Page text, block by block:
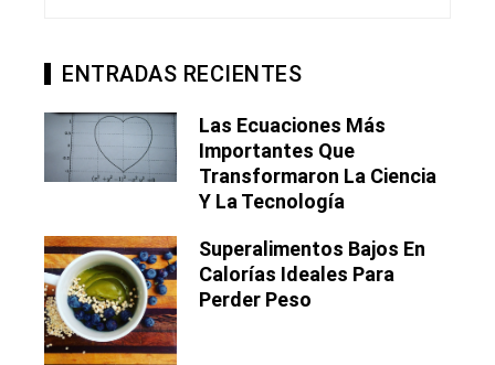
ENTRADAS RECIENTES
Las Ecuaciones Más
Importantes Que
Transformaron La Ciencia
Y La Tecnología
Superalimentos Bajos En
Calorías Ideales Para
Perder Peso